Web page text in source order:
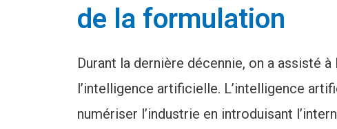
de la formulation
Durant la dernière décennie, on a assisté à
l’intelligence artificielle. L’intelligence
numériser l’industrie en introduisant